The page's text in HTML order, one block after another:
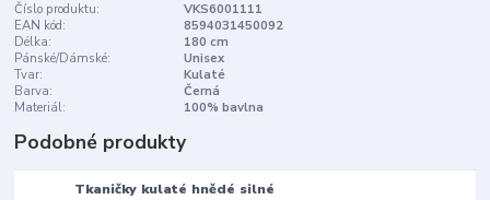
Číslo produktu:
VKS6001111
EAN kód:
8594031450092
Délka:
180 cm
Pánské/Dámské:
Unisex
Tvar:
Kulaté
Barva:
Černá
Materiál:
100% bavlna
Podobné produkty
Tkaničky kulaté hnědé silné